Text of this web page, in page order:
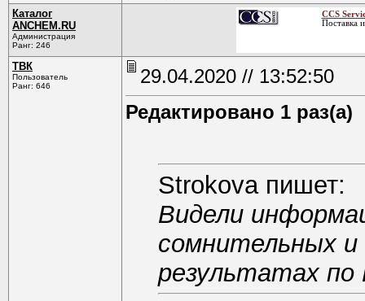
Каталог
ANCHEM.RU
Администрация
Ранг: 246
CCS
Поставка
ТВК
Пользователь
Ранг: 646
29.04.2020 // 13:52:50
Редактировано 1 раз(а)
Strokova пишет:
Видели
сомнительных
результатах по